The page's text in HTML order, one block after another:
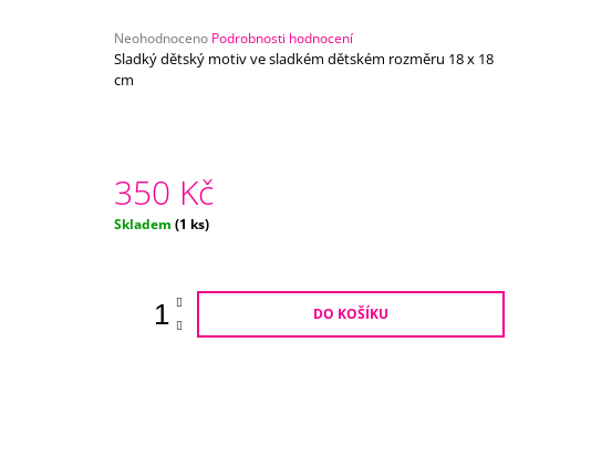
Průměrné
hodnocení
produktu
Neohodnoceno Podrobnosti hodnocení
Sladký dětský motiv ve sladkém dětském rozměru 18 x 18
cm
350 Kč
Měrná
Skladem (1 ks)
DO KOŠÍKU